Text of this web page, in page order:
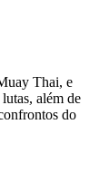
Thai, e
além de
do